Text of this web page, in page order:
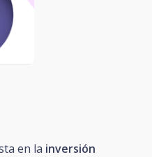
en la inversión